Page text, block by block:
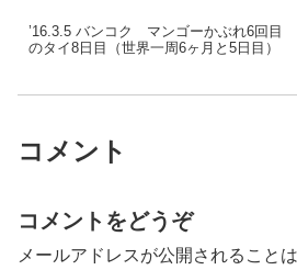
’16.3.5 バンコク マンゴーかぶれ6回目
のタイ8日目（世界一周6ヶ月と5日目）
コメント
コメントをどうぞ
メールアドレスが公開されること